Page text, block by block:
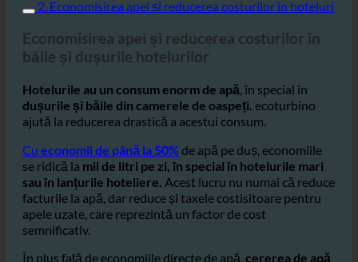
2. Economisirea apei și reducerea costurilor în hoteluri
Economisirea apei și reducerea costurilor în
Hotelurile au un consum enorm de apă, în special în
dușurile și băile din camerele de oaspeți.ecoturbino
ajută la reducerea drastică a acestui consum.
Cu economii de până la 50%de apă pe duș, economiile
se ridică lamii de litri pe zi, în special în hotelurile mari
sau în lanțurile hoteliere.Acest lucru nu numai că reduce
facturile la apă, dar reduce și taxele costisitoare pentru
apele uzate, care reprezintă un factor de cost
semnificativ.